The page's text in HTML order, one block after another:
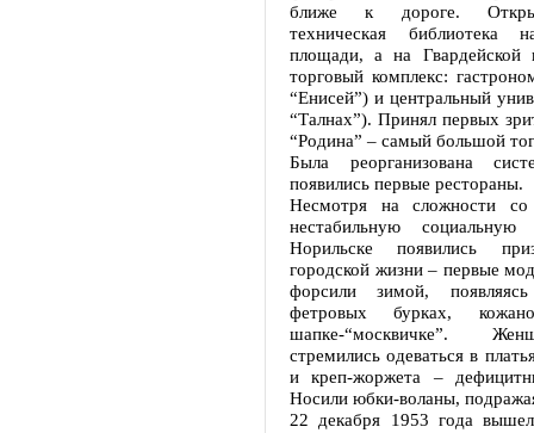
ближе к дороге.
техническая библиотека
площади, а на Гвардейской
торговый комплекс:
“Енисей”) и центральный
“Талнах”). Принял первых
“Родина” – самый большой
Была реорганизована
появились первые рестораны.
Несмотря на сложности
нестабильную
Норильске появились
городской жизни – первые
форсили зимой,
фетровых бурках,
шапке-“москвичке”.
стремились одеваться в
и креп-жоржета –
Носили юбки-воланы,
22 декабря 1953 года